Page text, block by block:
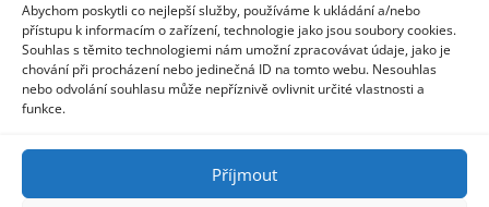
Abychom poskytli co nejlepší služby, používáme k ukládání a/nebo
přístupu k informacím o zařízení, technologie jako jsou soubory cookies.
Souhlas s těmito technologiemi nám umožní zpracovávat údaje, jako je
chování při procházení nebo jedinečná ID na tomto webu. Nesouhlas
nebo odvolání souhlasu může nepříznivě ovlivnit určité vlastnosti a
funkce.
Příjmout